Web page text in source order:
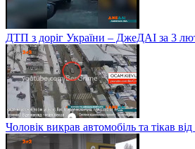
ДТП з доріг України – ДжеДАІ за 3
Чоловік викрав автомобіль та тікав від